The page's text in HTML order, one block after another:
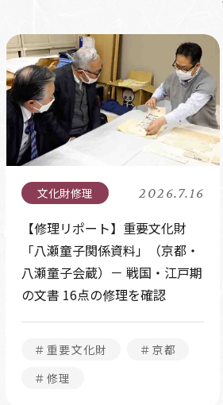
2026.7.16
【修理リポート】重要文化財
「八瀬童子関係資料」（京都・
八瀬童子会蔵）－ 戦国・江戸期
の文書 16点の修理を確認
＃重要文化財
＃京都
＃修理